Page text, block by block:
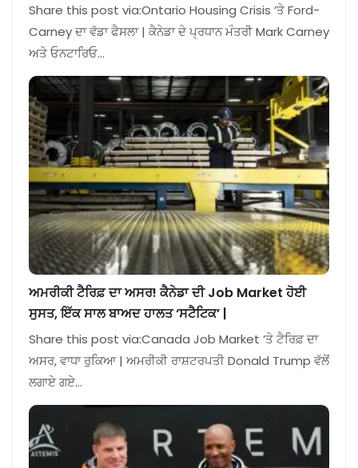
Share this post via:Ontario Housing Crisis ‘ਤੇ Ford-
Carney ਦਾ ਵੱਡਾ ਫੈਸਲਾ | ਕੈਨੇਡਾ ਦੇ ਪ੍ਰਧਾਨ ਮੰਤਰੀ Mark Carney
ਅਤੇ ਓਨਟਾਰਿਓ…
ਅਮਰੀਕੀ ਟੈਰਿਫ਼ ਦਾ ਅਸਰ! ਕੈਨੇਡਾ ਦੀ Job Market ਹੋਈ
ਸੁਸਤ, ਇੱਕ ਸਾਲ ਬਾਅਦ ਹਾਲਤ ‘ਸਟੈਟਿਕ’ |
Share this post via:Canada Job Market ‘ਤੇ ਟੈਰਿਫ਼ ਦਾ
ਅਸਰ, ਵਾਧਾ ਰੁਕਿਆ | ਅਮਰੀਕੀ ਰਾਸ਼ਟਰਪਤੀ Donald Trump ਵੱਲੋਂ
ਲਗਾਏ ਗਏ…